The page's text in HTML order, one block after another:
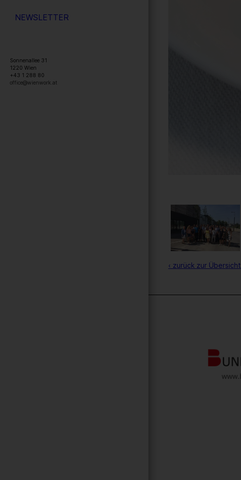
NEWSLETTER
Sonnenallee 31
1220 Wien
+43 1 288 80
office@wienwork.at
‹ zurück zur Übersicht